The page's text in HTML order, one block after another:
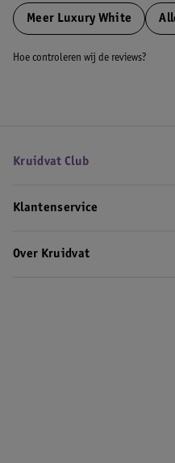
Meer Luxury White
Hoe controleren wij de reviews?
Kruidvat Club
Klantenservice
Over Kruidvat